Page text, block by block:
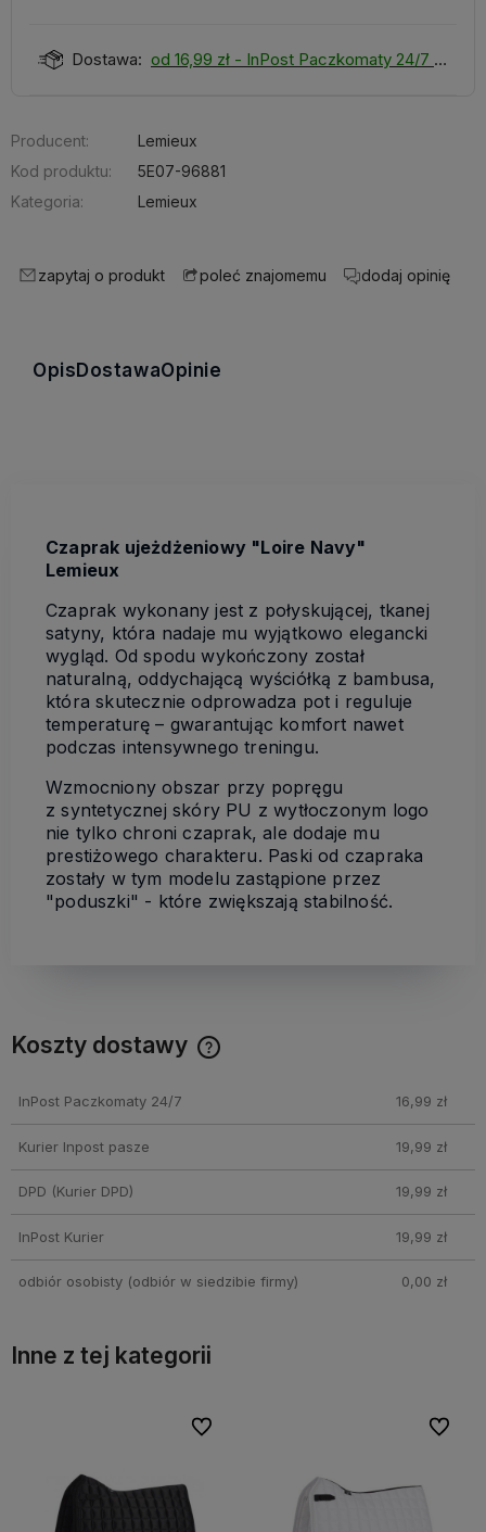
Dostawa: od 16,99 zł - InPost Paczkomaty 24/7
Producent:
Lemieux
Kod produktu:
5E07-96881
Kategoria:
Lemieux
zapytaj o produkt poleć znajomemu dodaj opinię
OpisDostawaOpinie
Czaprak ujeżdżeniowy "Loire Navy"
Lemieux
Czaprak wykonany jest z połyskującej, tkanej
satyny, która nadaje mu wyjątkowo elegancki
wygląd. Od spodu wykończony został
naturalną, oddychającą wyściółką z bambusa,
która skutecznie odprowadza pot i reguluje
temperaturę – gwarantując komfort nawet
podczas intensywnego treningu.
Wzmocniony obszar przy popręgu
z syntetycznej skóry PU z wytłoczonym logo
nie tylko chroni czaprak, ale dodaje mu
prestiżowego charakteru. Paski od czapraka
zostały w tym modelu zastąpione przez
"poduszki" - które zwiększają stabilność.
Koszty dostawy
InPost Paczkomaty 24/7 16,99 zł
Kurier Inpost pasze 19,99 zł
DPD (Kurier DPD) 19,99 zł
InPost Kurier 19,99 zł
odbiór osobisty(odbiór w siedzibie firmy) 0,00 zł
Inne z tej kategorii
Do ulubionych
Do ulubionych Do
Do